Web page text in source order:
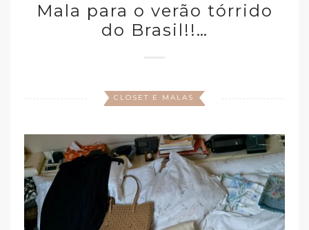
Mala para o verão tórrido
do Brasil!!…
CLOSET E MALAS